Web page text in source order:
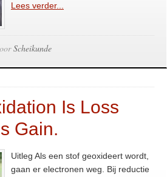
Lees verder...
Scheikunde
Is Loss
Gain.
Uitleg Als een stof geoxideert wordt,
gaan er electronen weg. Bij reductie